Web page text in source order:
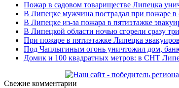
Пожар в садовом товариществе Липецка
В Липецке мужчина пострадал при пожаре в
В Липецке из-за пожара в пятиэтажке
В Липецкой области ночью сгорели сразу
При пожаре в пятиэтажке Липецка
Под Чаплыгиным огонь уничтожил дом,
Домик и 100 квадратных метров: в СНТ
Свежие комментарии